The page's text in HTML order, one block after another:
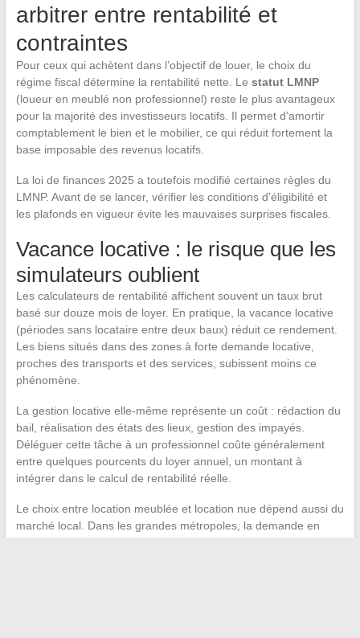
arbitrer entre rentabilité et
contraintes
Pour ceux qui achètent dans l’objectif de louer, le choix du
régime fiscal détermine la rentabilité nette. Le statut LMNP
(loueur en meublé non professionnel) reste le plus avantageux
pour la majorité des investisseurs locatifs. Il permet d’amortir
comptablement le bien et le mobilier, ce qui réduit fortement la
base imposable des revenus locatifs.
La loi de finances 2025 a toutefois modifié certaines règles du
LMNP. Avant de se lancer, vérifier les conditions d’éligibilité et
les plafonds en vigueur évite les mauvaises surprises fiscales.
Vacance locative : le risque que les
simulateurs oublient
Les calculateurs de rentabilité affichent souvent un taux brut
basé sur douze mois de loyer. En pratique, la vacance locative
(périodes sans locataire entre deux baux) réduit ce rendement.
Les biens situés dans des zones à forte demande locative,
proches des transports et des services, subissent moins ce
phénomène.
La gestion locative elle-même représente un coût : rédaction du
bail, réalisation des états des lieux, gestion des impayés.
Déléguer cette tâche à un professionnel coûte généralement
entre quelques pourcents du loyer annuel, un montant à
intégrer dans le calcul de rentabilité réelle.
Le choix entre location meublée et location nue dépend aussi du
marché local. Dans les grandes métropoles, la demande en